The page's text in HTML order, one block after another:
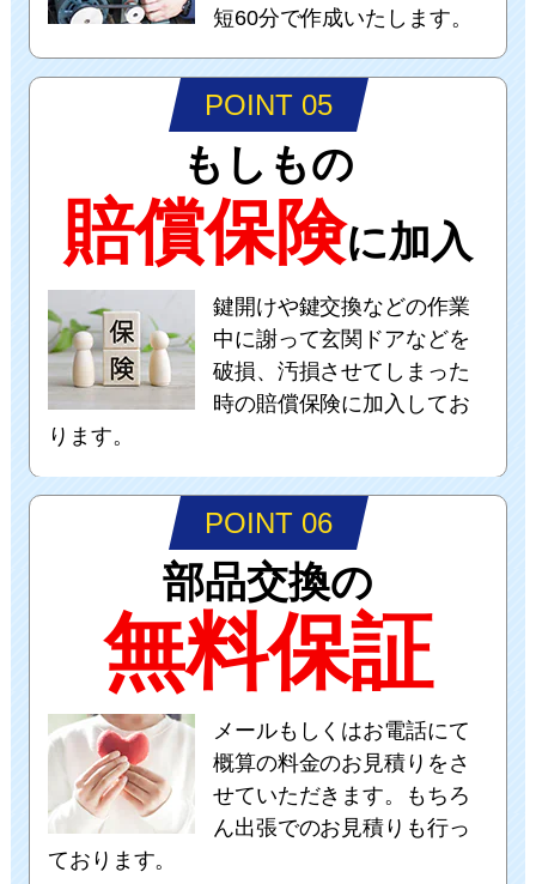
短60分で作成いたします。
POINT 05
もしもの
賠償保険に加入
鍵開けや鍵交換などの作業
中に謝って玄関ドアなどを
破損、汚損させてしまった
時の賠償保険に加入してお
ります。
POINT 06
部品交換の
無料保証
メールもしくはお電話にて
概算の料金のお見積りをさ
せていただきます。もちろ
ん出張でのお見積りも行っ
ております。